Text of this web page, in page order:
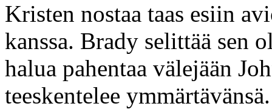
Kristen nostaa taas esiin
kanssa. Brady selittää sen
halua pahentaa välejään
teeskentelee